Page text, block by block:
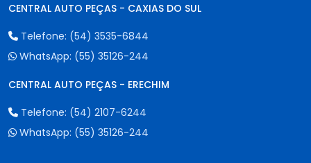
CENTRAL AUTO PEÇAS - CAXIAS DO SUL
Telefone: (54) 3535-6844
WhatsApp: (55) 35126-244
CENTRAL AUTO PEÇAS - ERECHIM
Telefone: (54) 2107-6244
WhatsApp: (55) 35126-244